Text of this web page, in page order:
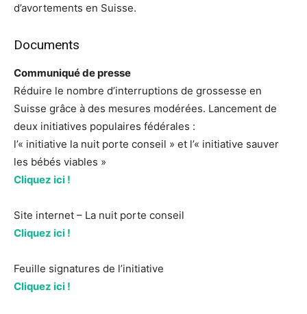
d’avortements en Suisse.
Documents
Communiqué de presse
Réduire le nombre d’interruptions de grossesse en
Suisse grâce à des mesures modérées. Lancement de
deux initiatives populaires fédérales :
l’« initiative la nuit porte conseil » et l’« initiative sauver
les bébés viables »
Cliquez ici !
Site internet – La nuit porte conseil
Cliquez ici !
Feuille signatures de l’initiative
Cliquez ici !